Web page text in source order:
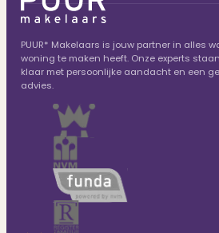
PUUR* Makelaars is jouw partner in alles
woning te maken heeft. Onze experts
klaar met persoonlijke aandacht en een
advies.